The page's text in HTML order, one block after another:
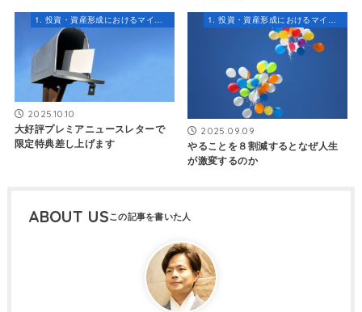
2025.10.10
大好評プレミアニュースレターで
限定特典差し上げます
2025.09.09
やることを８割減するとなぜ人生
が激変するのか
ABOUT US